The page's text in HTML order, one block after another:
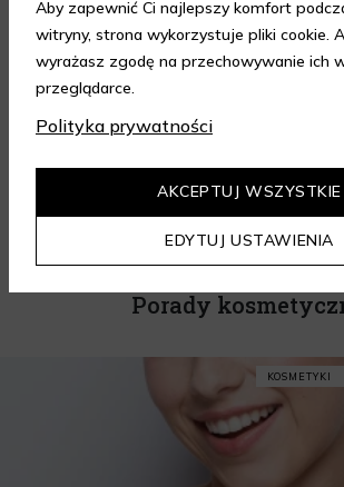
Opinia z dnia 08.08.2026 r.
Porady
KOSMETYKI
Aby zapewnić Ci najlepszy komfort
witryny, strona wykorzystuje pliki cookie.
wyrażasz zgodę na przechowywanie ich
przeglądarce.
Polityka prywatności
EDYTUJ USTAWIENIA
AKCEPTUJ WSZYSTKIE